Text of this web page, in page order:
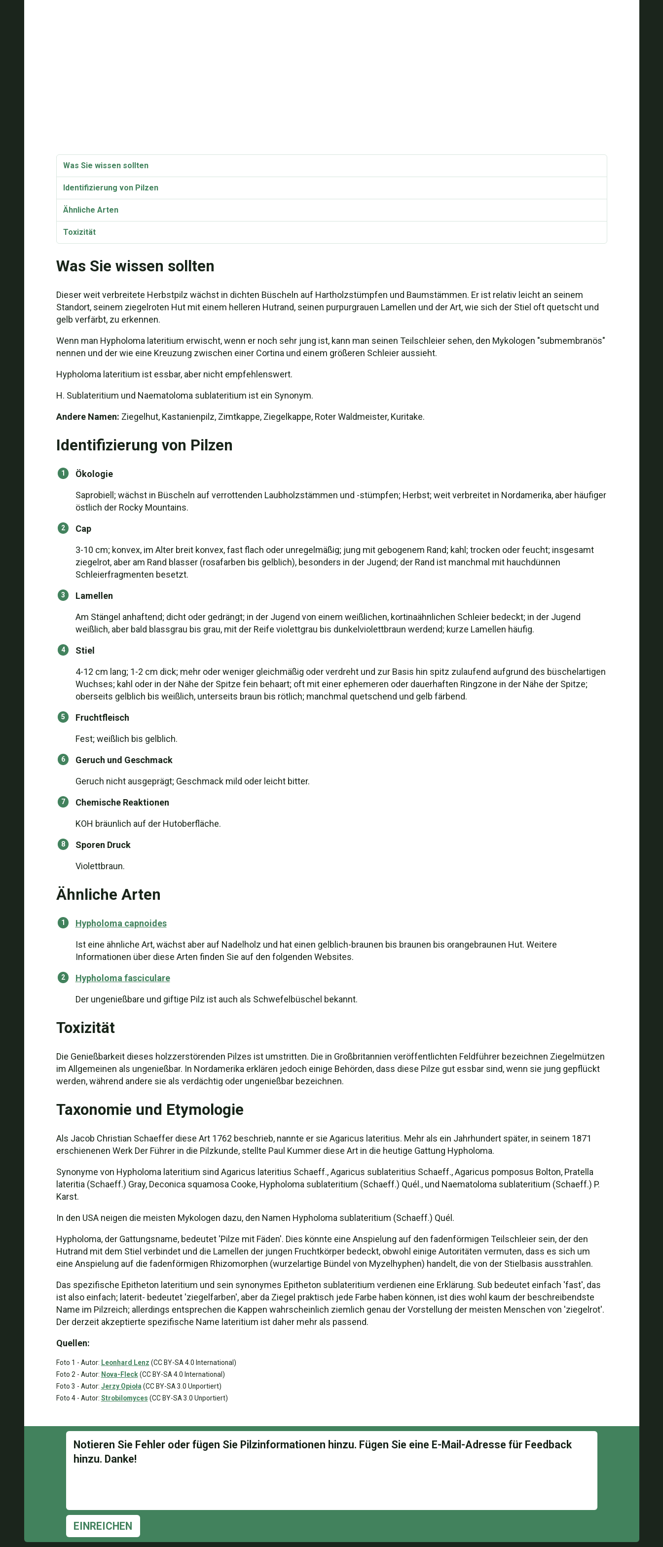
Was Sie wissen sollten
Identifizierung von Pilzen
Ähnliche Arten
Toxizität
Was Sie wissen sollten
Dieser weit verbreitete Herbstpilz wächst in dichten Büscheln auf Hartholzstümpfen und Baumstämmen. Er ist relativ leicht an seinem
Standort, seinem ziegelroten Hut mit einem helleren Hutrand, seinen purpurgrauen Lamellen und der Art, wie sich der Stiel oft quetscht und
gelb verfärbt, zu erkennen.
Wenn man Hypholoma lateritium erwischt, wenn er noch sehr jung ist, kann man seinen Teilschleier sehen, den Mykologen "submembranös"
nennen und der wie eine Kreuzung zwischen einer Cortina und einem größeren Schleier aussieht.
Hypholoma lateritium ist essbar, aber nicht empfehlenswert.
H. Sublateritium und Naematoloma sublateritium ist ein Synonym.
Andere Namen: Ziegelhut, Kastanienpilz, Zimtkappe, Ziegelkappe, Roter Waldmeister, Kuritake.
Identifizierung von Pilzen
Ökologie
Saprobiell; wächst in Büscheln auf verrottenden Laubholzstämmen und -stümpfen; Herbst; weit verbreitet in Nordamerika, aber häufiger
östlich der Rocky Mountains.
Cap
3-10 cm; konvex, im Alter breit konvex, fast flach oder unregelmäßig; jung mit gebogenem Rand; kahl; trocken oder feucht; insgesamt
ziegelrot, aber am Rand blasser (rosafarben bis gelblich), besonders in der Jugend; der Rand ist manchmal mit hauchdünnen
Schleierfragmenten besetzt.
Lamellen
Am Stängel anhaftend; dicht oder gedrängt; in der Jugend von einem weißlichen, kortinaähnlichen Schleier bedeckt; in der Jugend
weißlich, aber bald blassgrau bis grau, mit der Reife violettgrau bis dunkelviolettbraun werdend; kurze Lamellen häufig.
Stiel
4-12 cm lang; 1-2 cm dick; mehr oder weniger gleichmäßig oder verdreht und zur Basis hin spitz zulaufend aufgrund des büschelartigen
Wuchses; kahl oder in der Nähe der Spitze fein behaart; oft mit einer ephemeren oder dauerhaften Ringzone in der Nähe der Spitze;
oberseits gelblich bis weißlich, unterseits braun bis rötlich; manchmal quetschend und gelb färbend.
Fruchtfleisch
Fest; weißlich bis gelblich.
Geruch und Geschmack
Geruch nicht ausgeprägt; Geschmack mild oder leicht bitter.
Chemische Reaktionen
KOH bräunlich auf der Hutoberfläche.
Sporen Druck
Violettbraun.
Ähnliche Arten
Hypholoma capnoides
Ist eine ähnliche Art, wächst aber auf Nadelholz und hat einen gelblich-braunen bis braunen bis orangebraunen Hut. Weitere
Informationen über diese Arten finden Sie auf den folgenden Websites.
Hypholoma fasciculare
Der ungenießbare und giftige Pilz ist auch als Schwefelbüschel bekannt.
Toxizität
Die Genießbarkeit dieses holzzerstörenden Pilzes ist umstritten. Die in Großbritannien veröffentlichten Feldführer bezeichnen Ziegelmützen
im Allgemeinen als ungenießbar. In Nordamerika erklären jedoch einige Behörden, dass diese Pilze gut essbar sind, wenn sie jung gepflückt
werden, während andere sie als verdächtig oder ungenießbar bezeichnen.
Taxonomie und Etymologie
Als Jacob Christian Schaeffer diese Art 1762 beschrieb, nannte er sie Agaricus lateritius. Mehr als ein Jahrhundert später, in seinem 1871
erschienenen Werk Der Führer in die Pilzkunde, stellte Paul Kummer diese Art in die heutige Gattung Hypholoma.
Synonyme von Hypholoma lateritium sind Agaricus lateritius Schaeff., Agaricus sublateritius Schaeff., Agaricus pomposus Bolton, Pratella
lateritia (Schaeff.) Gray, Deconica squamosa Cooke, Hypholoma sublateritium (Schaeff.) Quél., und Naematoloma sublateritium (Schaeff.) P.
Karst.
In den USA neigen die meisten Mykologen dazu, den Namen Hypholoma sublateritium (Schaeff.) Quél.
Hypholoma, der Gattungsname, bedeutet 'Pilze mit Fäden'. Dies könnte eine Anspielung auf den fadenförmigen Teilschleier sein, der den
Hutrand mit dem Stiel verbindet und die Lamellen der jungen Fruchtkörper bedeckt, obwohl einige Autoritäten vermuten, dass es sich um
eine Anspielung auf die fadenförmigen Rhizomorphen (wurzelartige Bündel von Myzelhyphen) handelt, die von der Stielbasis ausstrahlen.
Das spezifische Epitheton lateritium und sein synonymes Epitheton sublateritium verdienen eine Erklärung. Sub bedeutet einfach 'fast', das
ist also einfach; laterit- bedeutet 'ziegelfarben', aber da Ziegel praktisch jede Farbe haben können, ist dies wohl kaum der beschreibendste
Name im Pilzreich; allerdings entsprechen die Kappen wahrscheinlich ziemlich genau der Vorstellung der meisten Menschen von 'ziegelrot'.
Der derzeit akzeptierte spezifische Name lateritium ist daher mehr als passend.
Quellen:
Foto 1 - Autor: Leonhard Lenz (CC BY-SA 4.0 International)
Foto 2 - Autor: Nova-Fleck(CC BY-SA 4.0 International)
Foto 3 - Autor: Jerzy Opioła (CC BY-SA 3.0 Unportiert)
Foto 4 - Autor: Strobilomyces (CC BY-SA 3.0 Unportiert)
EINREICHEN